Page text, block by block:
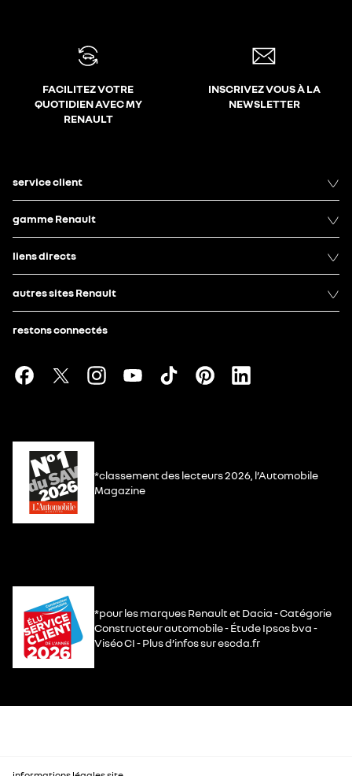
FACILITEZ VOTRE
QUOTIDIEN AVEC MY
RENAULT
INSCRIVEZ VOUS À LA
NEWSLETTER
service client
gamme Renault
liens directs
autres sites Renault
restons connectés
*classement des lecteurs 2026, l’Automobile
Magazine
*pour les marques Renault et Dacia - Catégorie
Constructeur automobile - Étude Ipsos bva -
Viséo CI - Plus d’infos sur escda.fr